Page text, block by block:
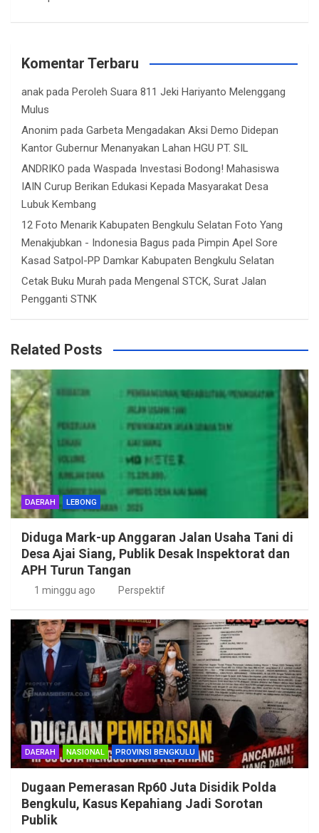
Komentar Terbaru
anak pada Peroleh Suara 811 Jeki Hariyanto Melenggang
Mulus
Anonim pada Garbeta Mengadakan Aksi Demo Didepan
Kantor Gubernur Menanyakan Lahan HGU PT. SIL
ANDRIKO pada Waspada Investasi Bodong! Mahasiswa
IAIN Curup Berikan Edukasi Kepada Masyarakat Desa
Lubuk Kembang
12 Foto Menarik Kabupaten Bengkulu Selatan Foto Yang
Menakjubkan - Indonesia Bagus pada Pimpin Apel Sore
Kasad Satpol-PP Damkar Kabupaten Bengkulu Selatan
Cetak Buku Murah pada Mengenal STCK, Surat Jalan
Pengganti STNK
Related Posts
DAERAH LEBONG
Diduga Mark-up Anggaran Jalan Usaha Tani di
Desa Ajai Siang, Publik Desak Inspektorat dan
APH Turun Tangan
1 minggu ago Perspektif
DAERAH NASIONAL PROVINSI BENGKULU
Dugaan Pemerasan Rp60 Juta Disidik Polda
Bengkulu, Kasus Kepahiang Jadi Sorotan
Publik